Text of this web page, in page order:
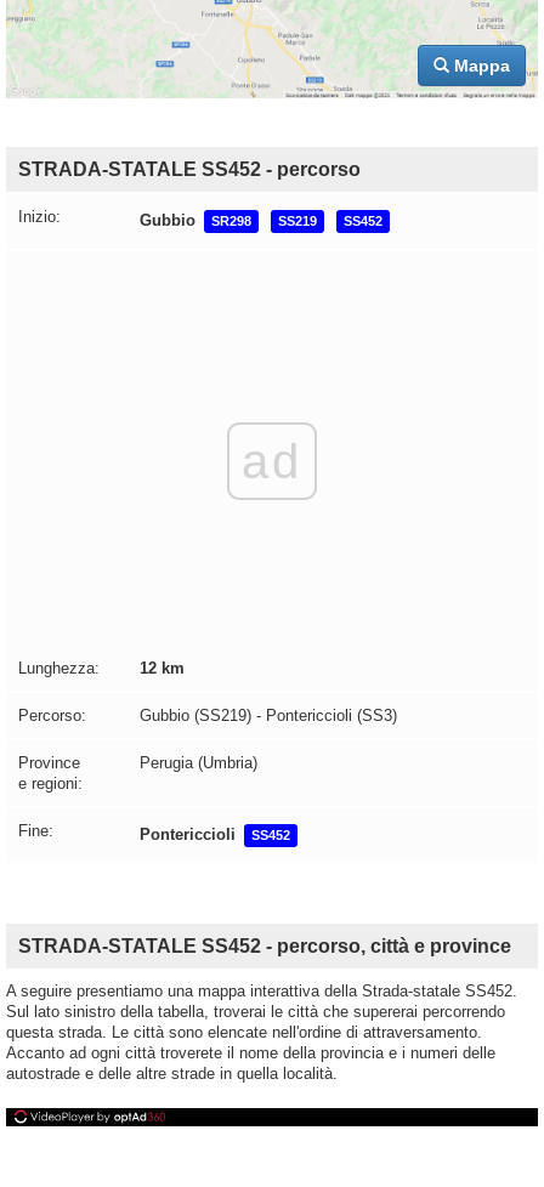
Mappa
STRADA-STATALE SS452 - percorso
Inizio: Gubbio SR298 SS219 SS452
ad
Lunghezza: 12 km
Percorso: Gubbio (SS219) - Pontericcioli (SS3)
Province
e regioni:
Perugia (Umbria)
Fine: Pontericcioli SS452
STRADA-STATALE SS452 - percorso, città e province
A seguire presentiamo una mappa interattiva della Strada-statale SS452.
Sul lato sinistro della tabella, troverai le città che supererai percorrendo
questa strada. Le città sono elencate nell'ordine di attraversamento.
Accanto ad ogni città troverete il nome della provincia e i numeri delle
autostrade e delle altre strade in quella località.